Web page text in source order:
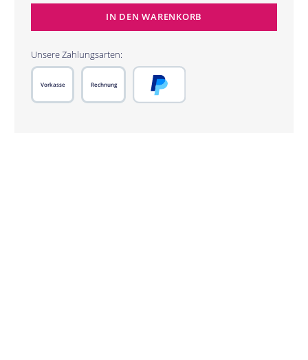
IN DEN WARENKORB
Unsere Zahlungsarten:
Rechnung
Vorkasse